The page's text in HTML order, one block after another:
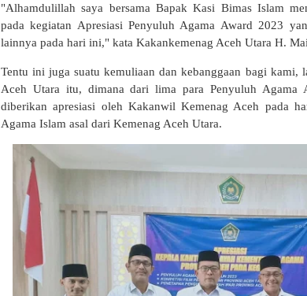
"Alhamdulillah saya bersama Bapak Kasi Bimas Islam
pada kegiatan Apresiasi Penyuluh Agama Award 2023
lainnya pada hari ini," kata Kakankemenag Aceh Utara H.
Tentu ini juga suatu kemuliaan dan kebanggaan bagi kami,
Aceh Utara itu, dimana dari lima para Penyuluh Agama
diberikan apresiasi oleh Kakanwil Kemenag Aceh pada
Agama Islam asal dari Kemenag Aceh Utara.